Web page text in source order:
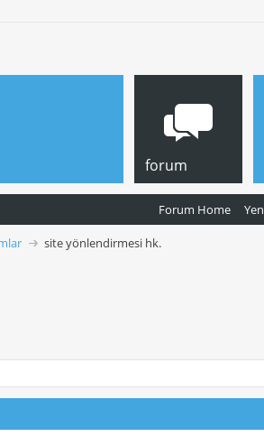
forum
Forum Home
site yönlendirmesi hk.